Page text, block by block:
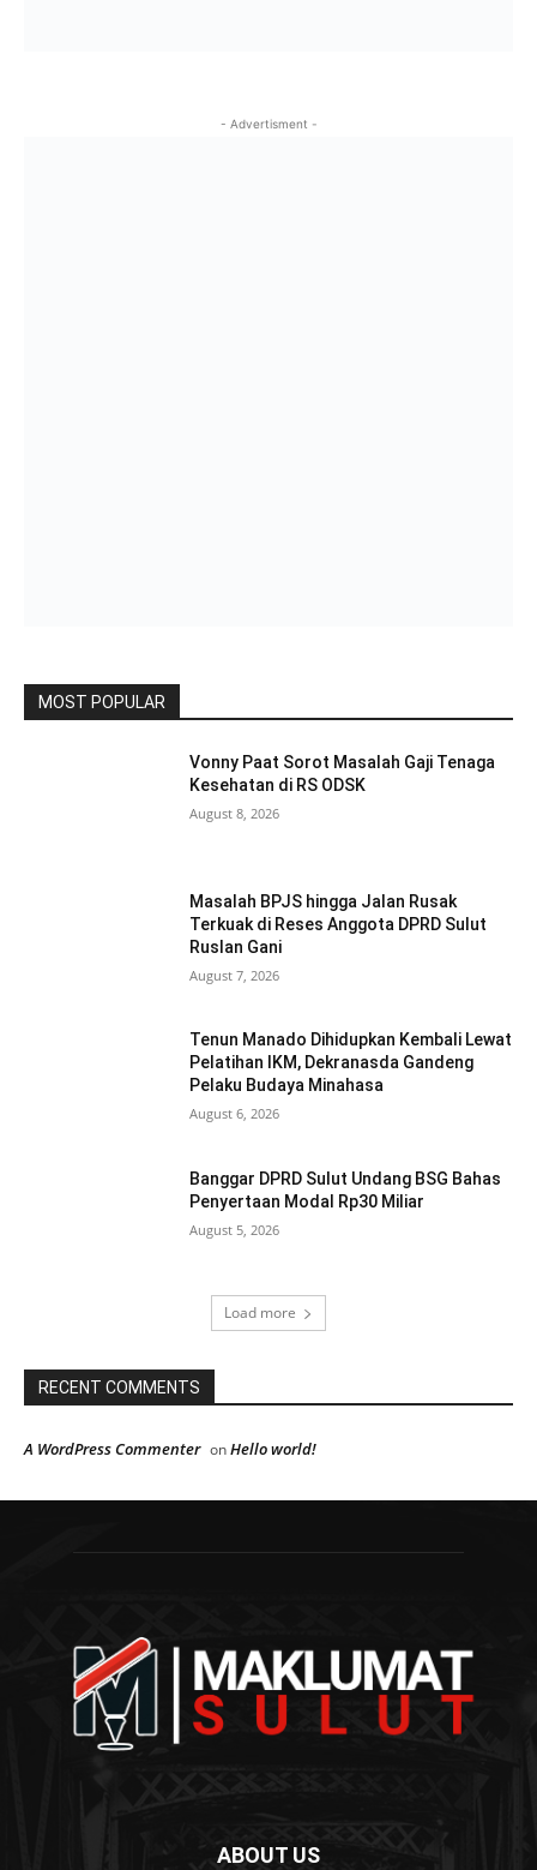
- Advertisment -
MOST POPULAR
Vonny Paat Sorot Masalah Gaji Tenaga
Kesehatan di RS ODSK
August 8, 2026
Masalah BPJS hingga Jalan Rusak
Terkuak di Reses Anggota DPRD Sulut
Ruslan Gani
August 7, 2026
Tenun Manado Dihidupkan Kembali Lewat
Pelatihan IKM, Dekranasda Gandeng
Pelaku Budaya Minahasa
August 6, 2026
Banggar DPRD Sulut Undang BSG Bahas
Penyertaan Modal Rp30 Miliar
August 5, 2026
Load more
RECENT COMMENTS
A WordPress Commenter onHello world!
ABOUT US